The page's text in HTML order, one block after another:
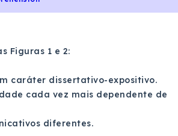
Figuras 1 e 2:
caráter dissertativo-expositivo.
cada vez mais dependente de
diferentes.